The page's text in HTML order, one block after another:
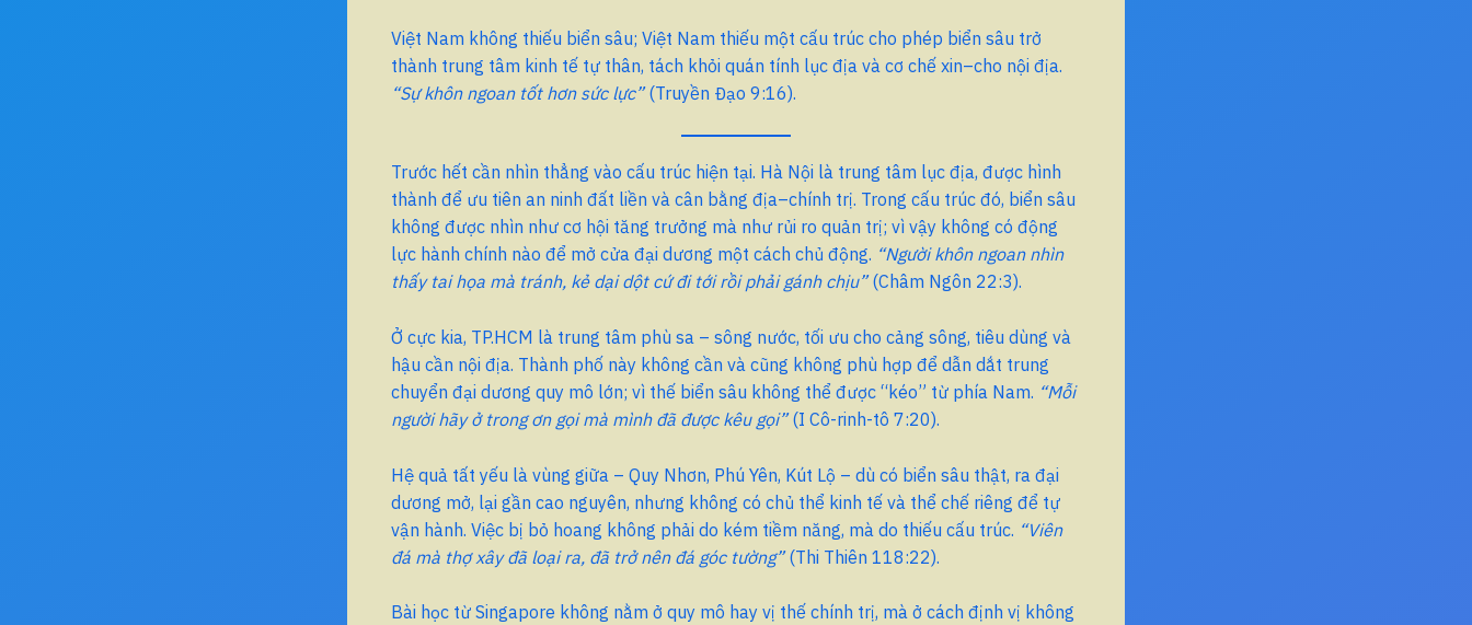
Việt Nam không thiếu biển sâu; Việt Nam thiếu một cấu trúc cho phép biển sâu trở
thành trung tâm kinh tế tự thân, tách khỏi quán tính lục địa và cơ chế xin–cho nội địa.
“Sự khôn ngoan tốt hơn sức lực”(Truyền Đạo 9:16).
Trước hết cần nhìn thẳng vào cấu trúc hiện tại. Hà Nội là trung tâm lục địa, được hình
thành để ưu tiên an ninh đất liền và cân bằng địa–chính trị. Trong cấu trúc đó, biển sâu
không được nhìn như cơ hội tăng trưởng mà như rủi ro quản trị; vì vậy không có động
lực hành chính nào để mở cửa đại dương một cách chủ động. “Người khôn ngoan nhìn
thấy tai họa mà tránh, kẻ dại dột cứ đi tới rồi phải gánh chịu”(Châm Ngôn 22:3).
Ở cực kia, TP.HCM là trung tâm phù sa – sông nước, tối ưu cho cảng sông, tiêu dùng và
hậu cần nội địa. Thành phố này không cần và cũng không phù hợp để dẫn dắt trung
chuyển đại dương quy mô lớn; vì thế biển sâu không thể được “kéo” từ phía Nam. “Mỗi
người hãy ở trong ơn gọi mà mình đã được kêu gọi”(I Cô-rinh-tô 7:20).
Hệ quả tất yếu là vùng giữa – Quy Nhơn, Phú Yên, Kút Lộ – dù có biển sâu thật, ra đại
dương mở, lại gần cao nguyên, nhưng không có chủ thể kinh tế và thể chế riêng để tự
vận hành. Việc bị bỏ hoang không phải do kém tiềm năng, mà do thiếu cấu trúc. “Viên
đá mà thợ xây đã loại ra, đã trở nên đá góc tường”(Thi Thiên 118:22).
Bài học từ Singapore không nằm ở quy mô hay vị thế chính trị, mà ở cách định vị không